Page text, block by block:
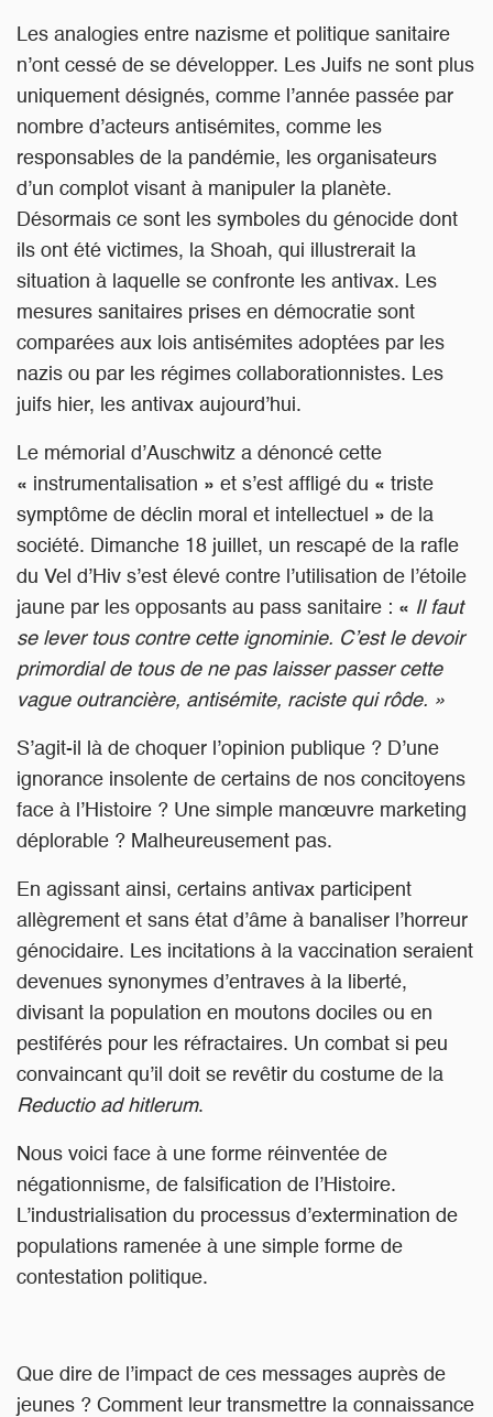
Les analogies entre nazisme et politique sanitaire
n’ont cessé de se développer. Les Juifs ne sont plus
uniquement désignés, comme l’année passée par
nombre d’acteurs antisémites, comme les
responsables de la pandémie, les organisateurs
d’un complot visant à manipuler la planète.
Désormais ce sont les symboles du génocide dont
ils ont été victimes, la Shoah, qui illustrerait la
situation à laquelle se confronte les antivax. Les
mesures sanitaires prises en démocratie sont
comparées aux lois antisémites adoptées par les
nazis ou par les régimes collaborationnistes. Les
juifs hier, les antivax aujourd’hui.
Le mémorial d’Auschwitz a dénoncé cette
« instrumentalisation » et s’est affligé du « triste
symptôme de déclin moral et intellectuel » de la
société. Dimanche 18 juillet, un rescapé de la rafle
du Vel d’Hiv s’est élevé contre l’utilisation de l’étoile
jaune par les opposants au pass sanitaire : « Il faut
se lever tous contre cette ignominie. C’est le devoir
primordial de tous de ne pas laisser passer cette
vague outrancière, antisémite, raciste qui rôde. »
S’agit-il là de choquer l’opinion publique ? D’une
ignorance insolente de certains de nos concitoyens
face à l’Histoire ? Une simple manœuvre marketing
déplorable ? Malheureusement pas.
En agissant ainsi, certains antivax participent
allègrement et sans état d’âme à banaliser l’horreur
génocidaire. Les incitations à la vaccination seraient
devenues synonymes d’entraves à la liberté,
divisant la population en moutons dociles ou en
pestiférés pour les réfractaires. Un combat si peu
convaincant qu’il doit se revêtir du costume de la
Reductio ad hitlerum.
Nous voici face à une forme réinventée de
négationnisme, de falsification de l’Histoire.
L’industrialisation du processus d’extermination de
populations ramenée à une simple forme de
contestation politique.
Que dire de l’impact de ces messages auprès de
jeunes ? Comment leur transmettre la connaissance